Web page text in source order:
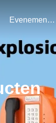
Evenementen